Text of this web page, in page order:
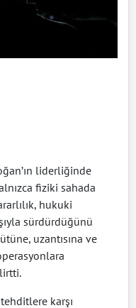
liderliğinde
fiziki sahada
hukuki
sürdürdüğünü
uzantısına ve
karşı